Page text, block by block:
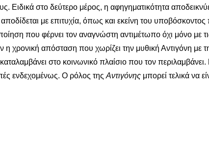
Ειδικά στο δεύτερο μέρος, η αφηγηματικότητα
με επιτυχία, όπως και εκείνη του
που φέρνει τον αναγνώστη αντιμέτωπο όχι μόνο με τις
απόσταση που χωρίζει την μυθική Αντιγόνη με
στο κοινωνικό πλαίσιο που τον
ενδεχομένως. Ο ρόλος της Αντιγόνης μπορεί τελικά να